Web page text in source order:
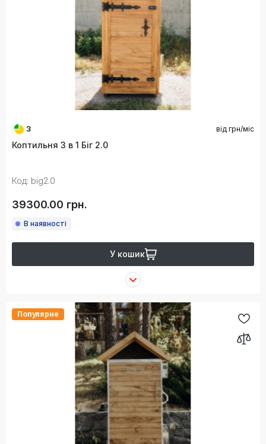
3 від грн/міс
Коптильня 3 в 1 Біг 2.0
Код: big2.0
39300.00 грн.
В наявності
У кошик
Популярне